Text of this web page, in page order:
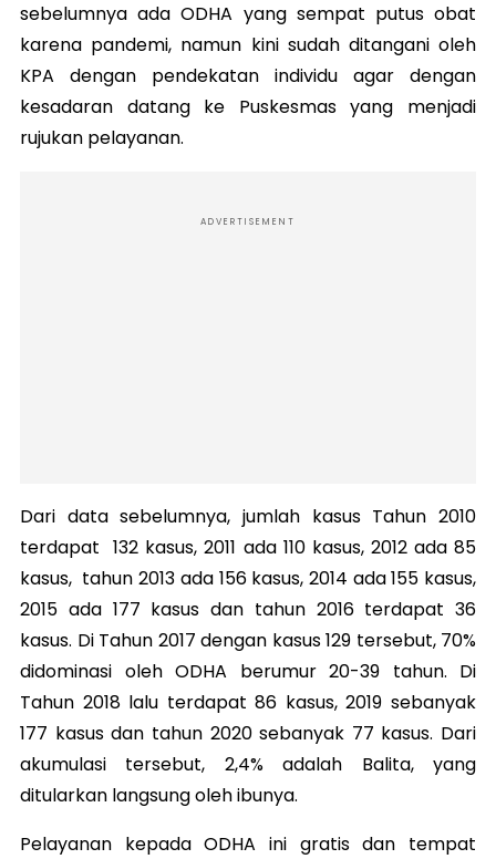
sebelumnya ada ODHA yang sempat putus obat
karena pandemi, namun kini sudah ditangani oleh
KPA dengan pendekatan individu agar dengan
kesadaran datang ke Puskesmas yang menjadi
rujukan pelayanan.
ADVERTISEMENT
Dari data sebelumnya, jumlah kasus Tahun 2010
terdapat 132 kasus, 2011 ada 110 kasus, 2012 ada 85
kasus, tahun 2013 ada 156 kasus, 2014 ada 155 kasus,
2015 ada 177 kasus dan tahun 2016 terdapat 36
kasus. Di Tahun 2017 dengan kasus 129 tersebut, 70%
didominasi oleh ODHA berumur 20-39 tahun. Di
Tahun 2018 lalu terdapat 86 kasus, 2019 sebanyak
177 kasus dan tahun 2020 sebanyak 77 kasus. Dari
akumulasi tersebut, 2,4% adalah Balita, yang
ditularkan langsung oleh ibunya.
Pelayanan kepada ODHA ini gratis dan tempat